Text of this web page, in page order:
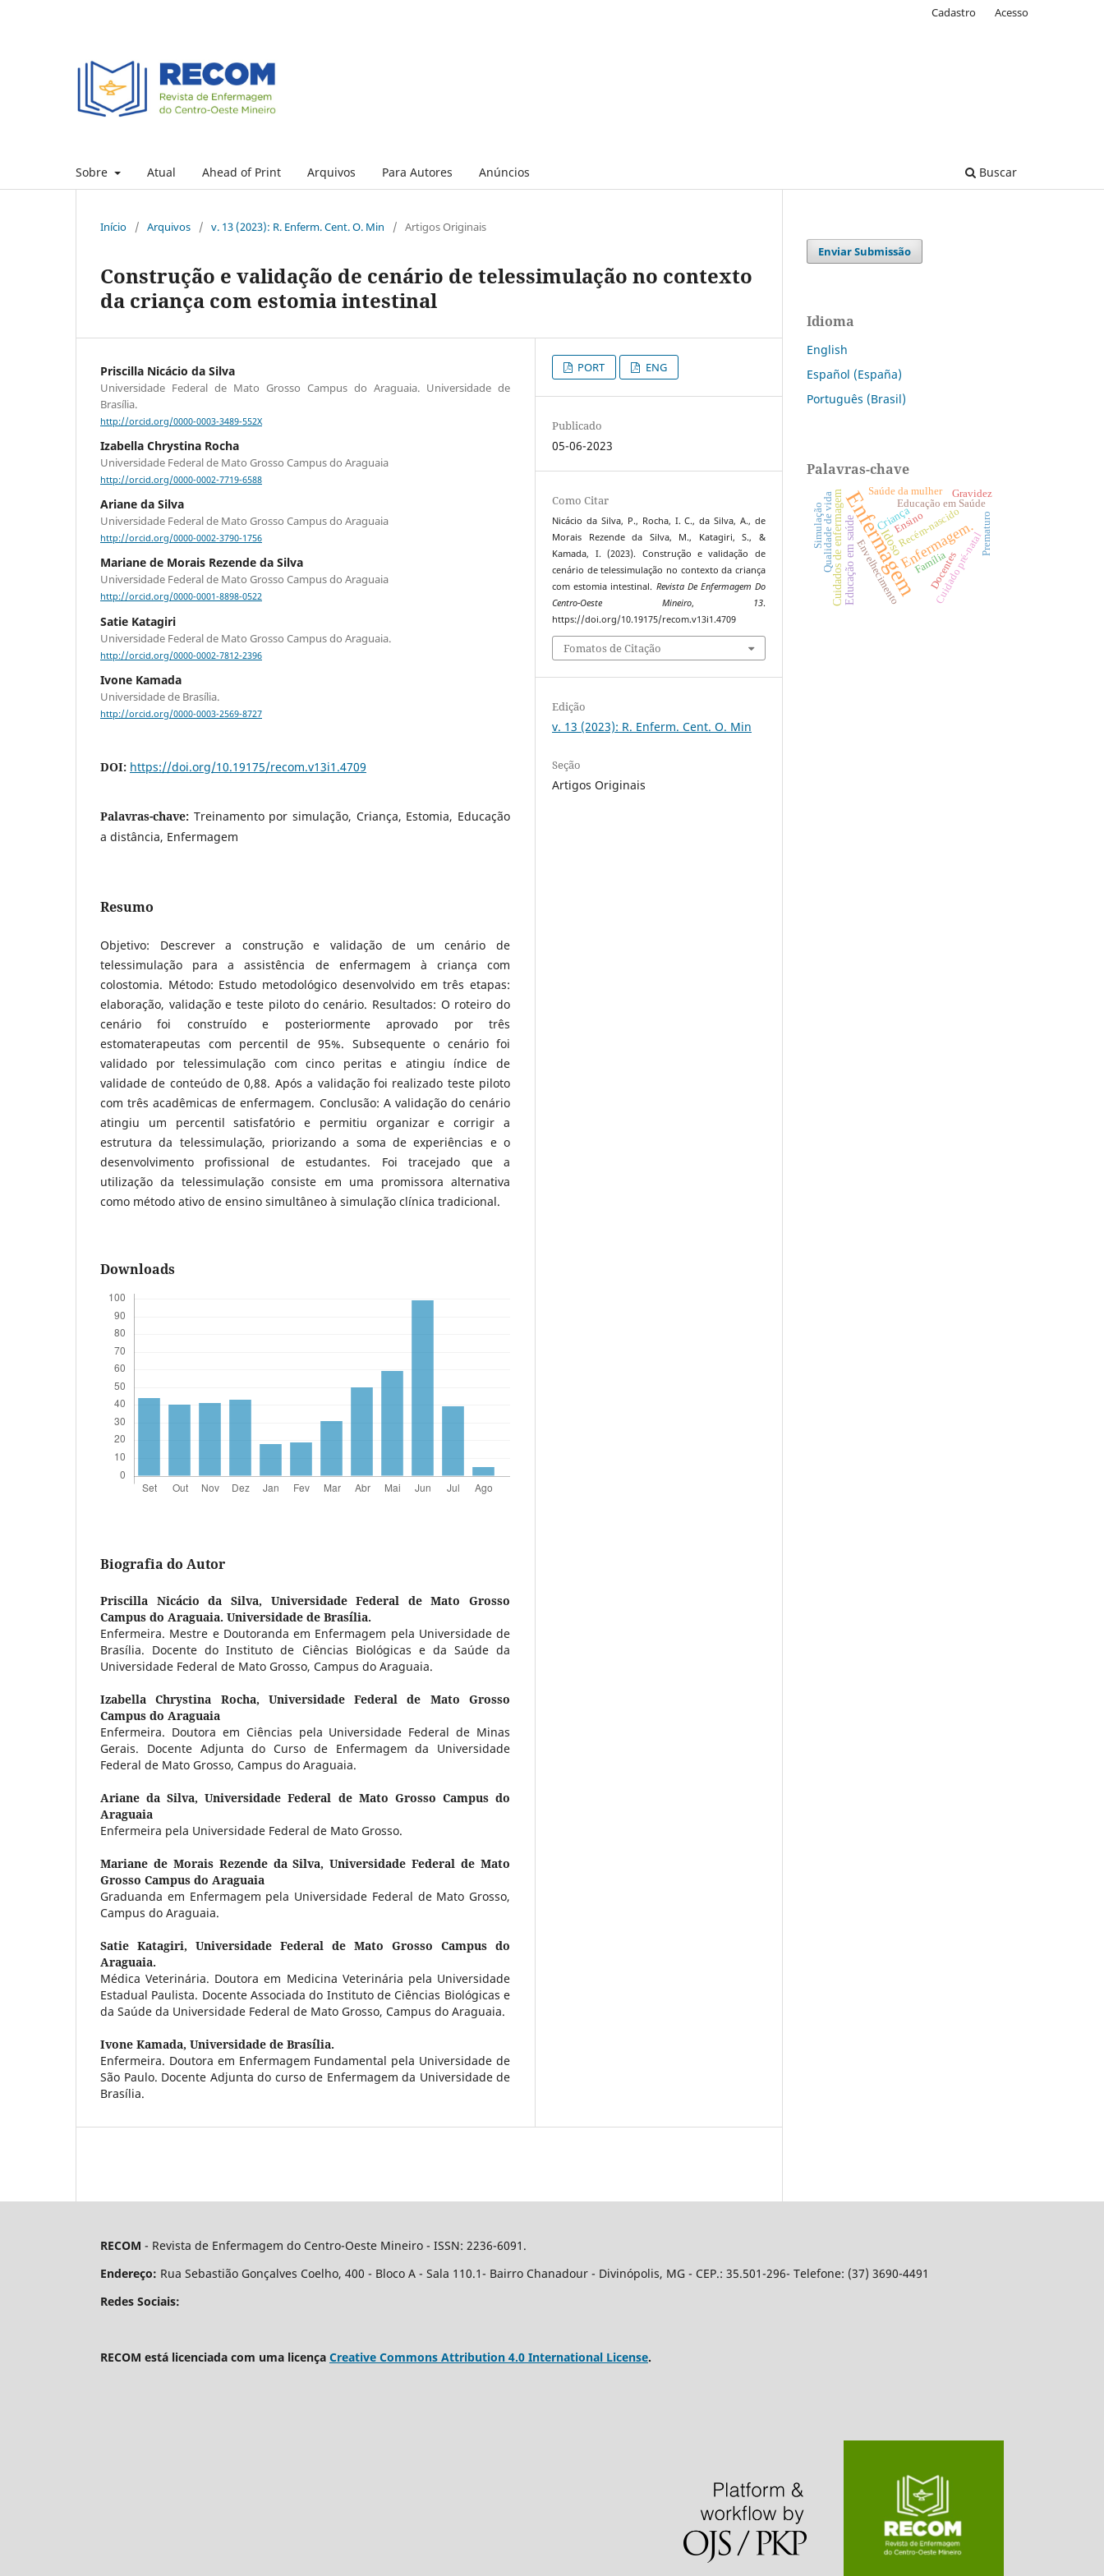
Sobre Atual Ahead of Print Arquivos Para Autores Anúncios Buscar
Cadastro Acesso
Início / Arquivos / v. 13 (2023): R. Enferm. Cent. O. Min / Artigos Originais
Construção e validação de cenário de telessimulação no contexto
da criança com estomia intestinal
Priscilla Nicácio da Silva
Universidade Federal de Mato Grosso Campus do Araguaia. Universidade de
Brasília.
http://orcid.org/0000-0003-3489-552X
Izabella Chrystina Rocha
Universidade Federal de Mato Grosso Campus do Araguaia
http://orcid.org/0000-0002-7719-6588
Ariane da Silva
Universidade Federal de Mato Grosso Campus do Araguaia
http://orcid.org/0000-0002-3790-1756
Mariane de Morais Rezende da Silva
Universidade Federal de Mato Grosso Campus do Araguaia
http://orcid.org/0000-0001-8898-0522
Satie Katagiri
Universidade Federal de Mato Grosso Campus do Araguaia.
http://orcid.org/0000-0002-7812-2396
Ivone Kamada
Universidade de Brasília.
http://orcid.org/0000-0003-2569-8727
DOI: https://doi.org/10.19175/recom.v13i1.4709
Palavras-chave: Treinamento por simulação, Criança, Estomia, Educação
a distância, Enfermagem
Resumo
Objetivo: Descrever a construção e validação de um cenário de
telessimulação para a assistência de enfermagem à criança com
colostomia. Método: Estudo metodológico desenvolvido em três etapas:
elaboração, validação e teste piloto do cenário. Resultados: O roteiro do
cenário foi construído e posteriormente aprovado por três
estomaterapeutas com percentil de 95%. Subsequente o cenário foi
validado por telessimulação com cinco peritas e atingiu índice de
validade de conteúdo de 0,88. Após a validação foi realizado teste piloto
com três acadêmicas de enfermagem. Conclusão: A validação do cenário
atingiu um percentil satisfatório e permitiu organizar e corrigir a
estrutura da telessimulação, priorizando a soma de experiências e o
desenvolvimento profissional de estudantes. Foi tracejado que a
utilização da telessimulação consiste em uma promissora alternativa
como método ativo de ensino simultâneo à simulação clínica tradicional.
Downloads
Biografia do Autor
Priscilla Nicácio da Silva, Universidade Federal de Mato Grosso
Campus do Araguaia. Universidade de Brasília.
Enfermeira. Mestre e Doutoranda em Enfermagem pela Universidade de
Brasília. Docente do Instituto de Ciências Biológicas e da Saúde da
Universidade Federal de Mato Grosso, Campus do Araguaia.
Izabella Chrystina Rocha, Universidade Federal de Mato Grosso
Campus do Araguaia
Enfermeira. Doutora em Ciências pela Universidade Federal de Minas
Gerais. Docente Adjunta do Curso de Enfermagem da Universidade
Federal de Mato Grosso, Campus do Araguaia.
Ariane da Silva,Universidade Federal de Mato Grosso Campus do
Araguaia
Enfermeira pela Universidade Federal de Mato Grosso.
Mariane de Morais Rezende da Silva,Universidade Federal de Mato
Grosso Campus do Araguaia
Graduanda em Enfermagem pela Universidade Federal de Mato Grosso,
Campus do Araguaia.
Satie Katagiri, Universidade Federal de Mato Grosso Campus do
Araguaia.
Médica Veterinária. Doutora em Medicina Veterinária pela Universidade
Estadual Paulista. Docente Associada do Instituto de Ciências Biológicas e
da Saúde da Universidade Federal de Mato Grosso, Campus do Araguaia.
Ivone Kamada, Universidade de Brasília.
Enfermeira. Doutora em Enfermagem Fundamental pela Universidade de
São Paulo. Docente Adjunta do curso de Enfermagem da Universidade de
Brasília.
PORT ENG
Publicado
05-06-2023
Como Citar
Nicácio da Silva, P., Rocha, I. C., da Silva, A., de
Morais Rezende da Silva, M., Katagiri, S., &
Kamada, I. (2023). Construção e validação de
cenário de telessimulação no contexto da criança
com estomia intestinal. Revista De Enfermagem Do
Centro-Oeste Mineiro, 13.
https://doi.org/10.19175/recom.v13i1.4709
Fomatos de Citação
Edição
v. 13 (2023): R. Enferm. Cent. O. Min
Seção
Artigos Originais
Enviar Submissão
Idioma
English
Español (España)
Português (Brasil)
Palavras-chave
EnfermagemEnfermagem.
Idoso
Cuidados de enfermagem Criança
Educação em saúde Cuidado pré-natal
Educação em Saúde
Envelhecimento
Saúde da mulher
Família
Ensino
Recém-nascido
Qualidade de vida Docentes
Prematuro
Gravidez
Simulação
RECOM - Revista de Enfermagem do Centro-Oeste Mineiro - ISSN: 2236-6091.
Endereço: Rua Sebastião Gonçalves Coelho, 400 - Bloco A - Sala 110.1- Bairro Chanadour - Divinópolis, MG - CEP.: 35.501-296- Telefone: (37) 3690-4491
Redes Sociais:
RECOM está licenciada com uma licença Creative Commons Attribution 4.0 International License.